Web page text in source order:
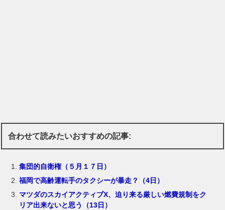
合わせて読みたいおすすめの記事:
集団的自衛権（５月１７日）
福岡で高齢運転手のタクシーが暴走？（4日）
マツダのスカイアクティブX、迫り来る厳しい燃費規制をク
リア出来ないと思う（13日）